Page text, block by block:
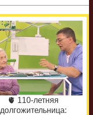
🫀 110-летняя
долгожительница: